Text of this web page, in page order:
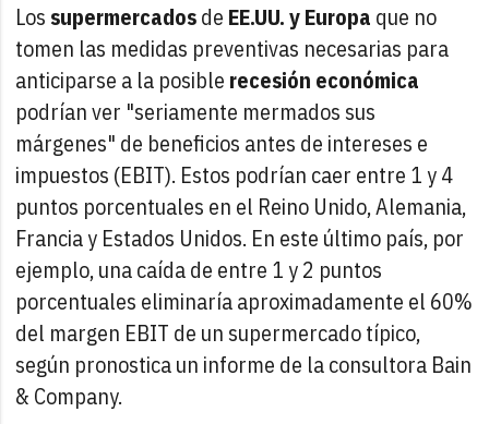
Los supermercadosde EE.UU. y Europa que no
tomen las medidas preventivas necesarias para
anticiparse a la posible recesión económica
podrían ver "seriamente mermados sus
márgenes" de beneficios antes de intereses e
impuestos (EBIT). Estos podrían caer entre 1 y 4
puntos porcentuales en el Reino Unido, Alemania,
Francia y Estados Unidos. En este último país, por
ejemplo, una caída de entre 1 y 2 puntos
porcentuales eliminaría aproximadamente el 60%
del margen EBIT de un supermercado típico,
según pronostica un informe de la consultora Bain
& Company.